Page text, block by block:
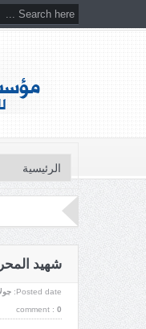
شهيد
Posted date: جولای
comment : 0